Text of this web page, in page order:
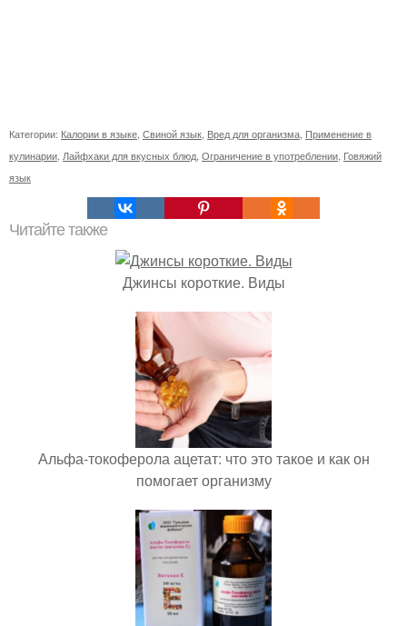
Категории: Калории в языке Свиной язык Вред для организма Применение в
кулинарии Лайфхаки для вкусных блюд Ограничение в употреблении Говяжий
язык
Читайте также
Джинсы короткие. Виды
Альфа-токоферола ацетат: что это такое и как он
помогает организму